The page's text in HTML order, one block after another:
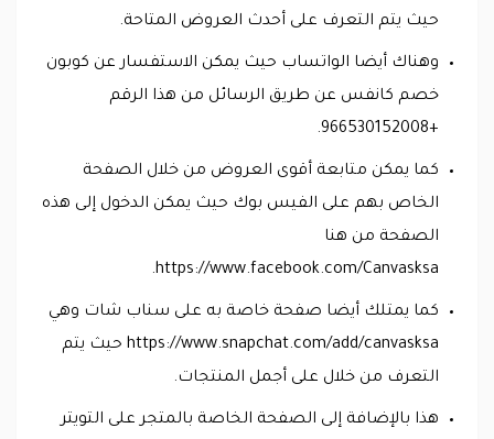
حيث يتم التعرف على أحدث العروض المتاحة.
وهناك أيضا الواتساب حيث يمكن الاستفسار عن كوبون
خصم كانفس عن طريق الرسائل من هذا الرقم
+966530152008.
كما يمكن متابعة أقوى العروض من خلال الصفحة
الخاص بهم على الفيس بوك حيث يمكن الدخول إلى هذه
الصفحة من هنا
https://www.facebook.com/Canvasksa.
كما يمتلك أيضا صفحة خاصة به على سناب شات وهي
https://www.snapchat.com/add/canvasksa حيث يتم
التعرف من خلال على أجمل المنتجات.
هذا بالإضافة إلى الصفحة الخاصة بالمتجر على التويتر